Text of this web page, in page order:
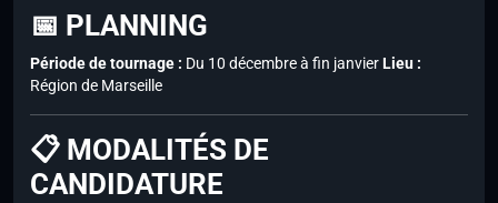
📅 PLANNING
Période de tournage : Du 10 décembre à fin janvierLieu :
Région de Marseille
📋 MODALITÉS DE
CANDIDATURE